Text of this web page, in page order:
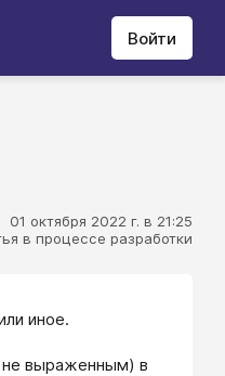
Войти
01 октября 2022 г. в 21:25
в процессе разработки
иное.
не выраженным) в